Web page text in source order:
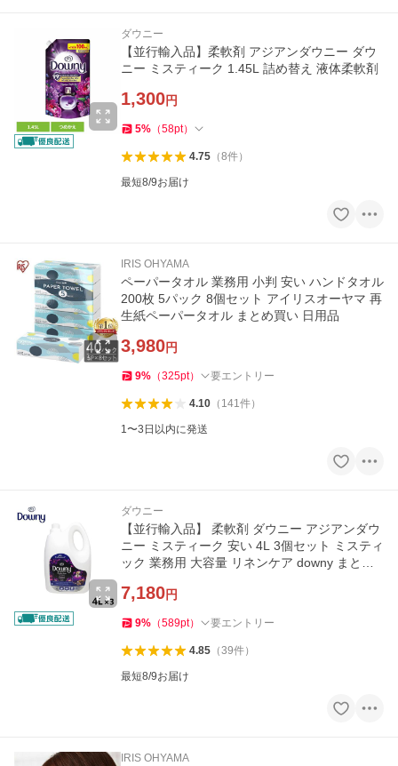
ダウニー
【並行輸入品】柔軟剤 アジアンダウニー ダウ
ニー ミスティーク 1.45L 詰め替え 液体柔軟剤
1,300円
5% （58pt）
4.75（8件）
最短8/9お届け
IRIS OHYAMA
ペーパータオル 業務用 小判 安い ハンドタオル
200枚 5パック 8個セット アイリスオーヤマ 再
生紙ペーパータオル まとめ買い 日用品
3,980円
9% （325pt） 要エントリー
4.10（ 141件）
1〜3日以内に発送
ダウニー
【並行輸入品】 柔軟剤 ダウニー アジアンダウ
ニー ミスティーク 安い 4L 3個セット ミスティ
ック 業務用 大容量 リネンケア downy まとめ
7,180円
9% （589pt） 要エントリー
4.85（39件）
最短8/9お届け
IRIS OHYAMA